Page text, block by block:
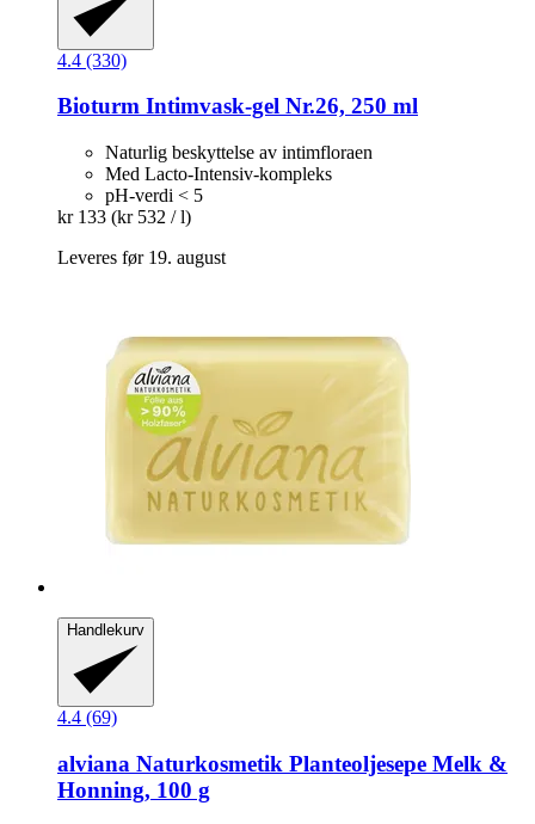
4.4 (330)
Bioturm Intimvask-​gel Nr.26, 250 ml
Naturlig beskyttelse av intimfloraen
Med Lacto-Intensiv-kompleks
pH-verdi < 5
kr 133 (kr 532 / l)
Leveres før 19. august
Handlekurv
4.4 (69)
alviana Naturkosmetik Planteoljesepe Melk &
Honning, 100 g